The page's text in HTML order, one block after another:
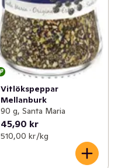
Vitlökspeppar
Mellanburk
90 g, Santa Maria
45,90 kr
510,00 kr /kg